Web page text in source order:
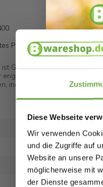
Diese Webseite
Wir verwenden
und die Zugriffe auf
Website an unsere
möglicherweise mit
der Dienste
Polyester
ist Gorilla Wear eine
und
individuellen Look, den dein